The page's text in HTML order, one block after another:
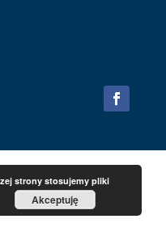
strony stosujemy pliki
Akceptuję